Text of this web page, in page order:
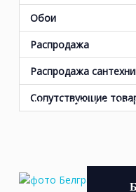
Обои
Распродажа
Распродажа
Сопутствующие
Прованс -
от KERAMA